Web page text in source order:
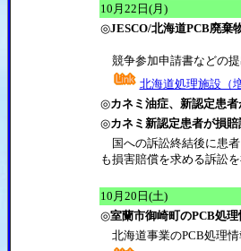
10月22日(月)
◎JESCO/北海道PCB廃棄
競争参加申請書などの提
北海道処理施設（
◎カネミ油症、新認定患
◎カネミ新認定患者が損
国への訴訟終結後に患者
も損害賠償を求める訴訟
10月20日(土)
◎室蘭市御崎町のPCB処
北海道事業のPCB処理